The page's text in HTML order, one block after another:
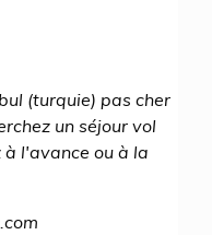
(turquie) pas cher
un séjour vol
à l'avance ou à la